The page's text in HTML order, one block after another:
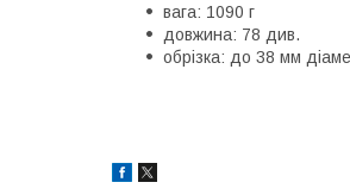
вага: 1090 г
довжина: 78 див.
обрізка: до 38 мм